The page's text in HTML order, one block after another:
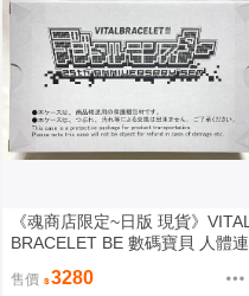
《魂商店限定~日版 現貨》VITAL
BRACELET BE 數碼寶貝 人體連
定特典（全新未拆封）
售價 3280